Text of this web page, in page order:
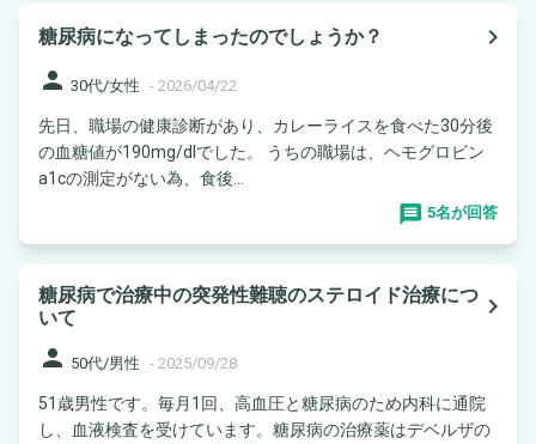
糖尿病になってしまったのでしょうか？
navigate_next
person 30代/女性 - 2026/04/22
先日、職場の健康診断があり、カレーライスを食べた30分後
の血糖値が190mg/dlでした。 うちの職場は、ヘモグロビン
a1cの測定がない為、食後...
5名が回答
糖尿病で治療中の突発性難聴のステロイド治療につ
いて
navigate_next
person 50代/男性 - 2025/09/28
51歳男性です。毎月1回、高血圧と糖尿病のため内科に通院
し、血液検査を受けています。糖尿病の治療薬はデベルザの